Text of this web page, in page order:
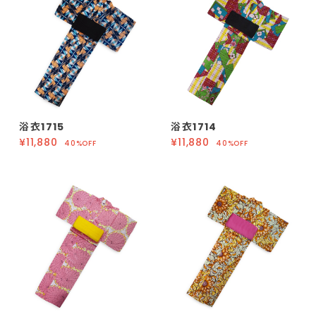
浴衣1715
¥11,880
40%OFF
浴衣1714
¥11,880
40%OFF